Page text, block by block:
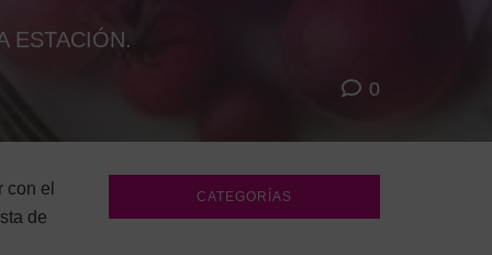
ESTACIÓN.
0
el
de
CATEGORÍAS